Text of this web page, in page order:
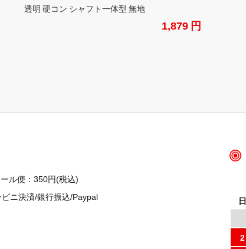
透明 硬コン シャフト一体型 無地
1,879 円
ル便：350円(税込)
ニ決済/銀行振込/Paypal
日
2